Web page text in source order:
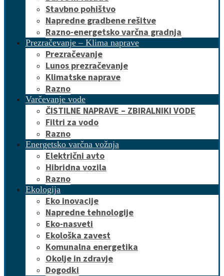
Stavbno pohištvo
Napredne gradbene rešitve
Razno-energetsko varčna gradnja
Prezračevanje – Klima naprave
Prezračevanje
Lunos prezračevanje
Klimatske naprave
Razno
Varčevanje vode
ČISTILNE NAPRAVE – ZBIRALNIKI VODE
Filtri za vodo
Razno
Energetsko varčna vožnja
Električni avto
Hibridna vozila
Razno
Ekologija
Eko inovacije
Napredne tehnologije
Eko-nasveti
Ekološka zavest
Komunalna energetika
Okolje in zdravje
Dogodki